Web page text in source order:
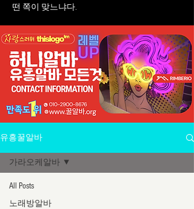
떤 쪽이 맞느냐다.
유흥꿀알바
All Posts
노래방알바
가라오케알바